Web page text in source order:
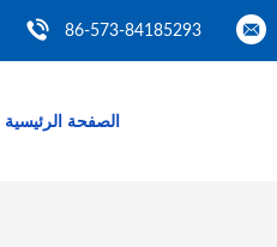
86-573-84185293
الصفحة الرئيسية